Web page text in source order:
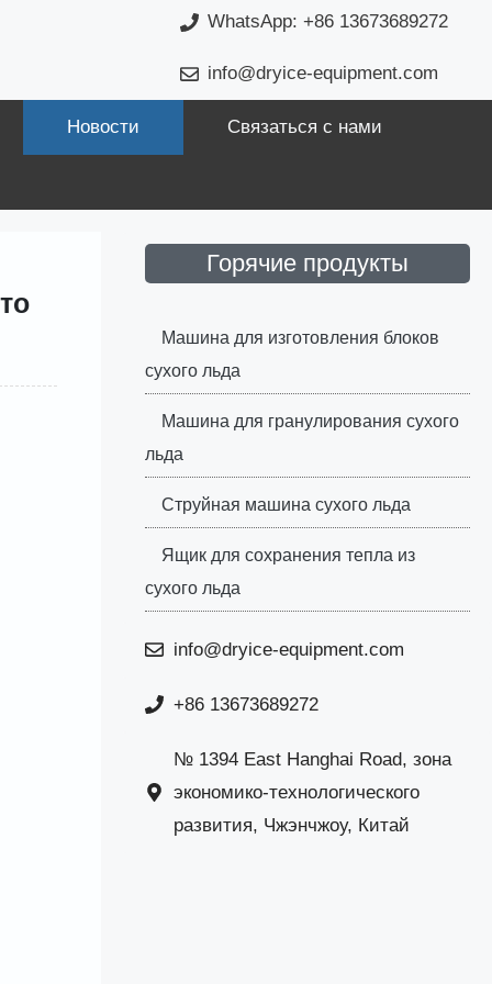
WhatsApp: +86 13673689272
info@dryice-equipment.com
Новости Связаться с нами
Горячие продукты
Машина для изготовления блоков
сухого льда
Машина для гранулирования сухого
льда
Струйная машина сухого льда
Ящик для сохранения тепла из
сухого льда
info@dryice-equipment.com
+86 13673689272
№ 1394 East Hanghai Road, зона
экономико-технологического
развития, Чжэнчжоу, Китай